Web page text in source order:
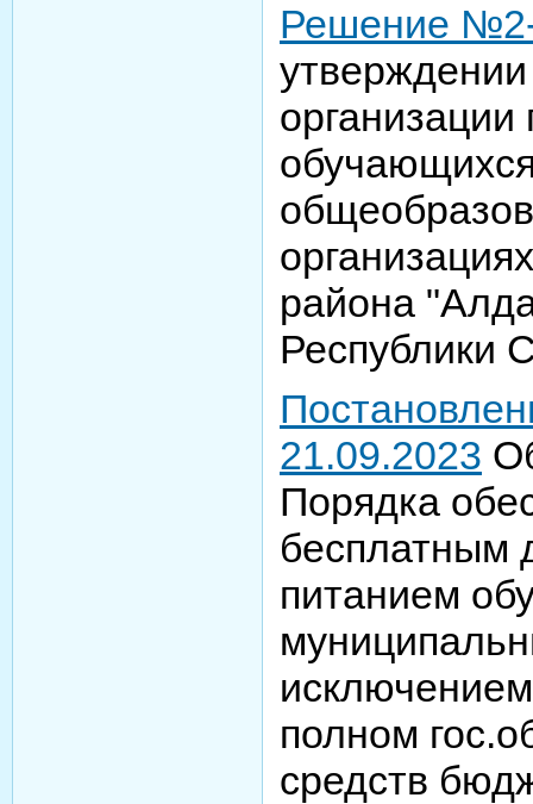
Решение №2-
организации
района
Республики
21.09.2023
Порядка
бесплатным
питанием
полном
средств